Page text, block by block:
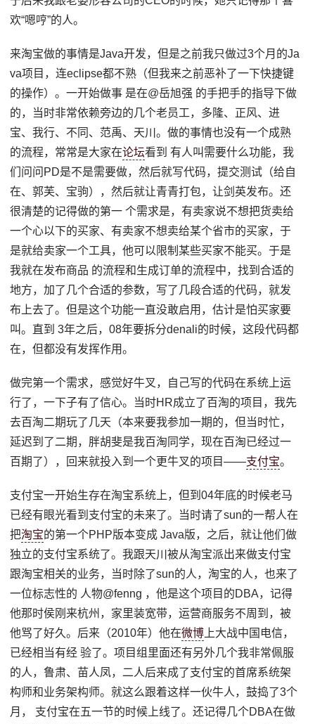
欢“嗯哼”的人。
来淘宝做的事情是Java开发，但是之前我只做过3个月的Ja
va项目，连eclipse都不熟（但我来之前恶补了一下快捷键
的操作）。一开始做事 是在@岳旭强 的手把手的指导下做
的，当时非常依赖旁边的几个老员工，多隆、正风、进
宝、我行、不同、范禹、天川。做的事情也没有一个成熟
的流程，常常是大家在论坛看到 有人叫需要什么功能，我
们问问PD是不是需要做，然后就写代码，提交测试（给自
在、郭芙、宝驹），然后就让青青打包，让剑英发布。还
很清楚的记得做的第一 个需求是，有卖家说不想把货卖给
一个心以下的买家、有卖家不想卖给某个省市的买家，于
是就给卖家一个工具，他可以限制某些买家不能买。于是
我就在发布商品 的流程和生成订单的流程中，找到合适的
地方，加了几个合适的参数，写了几段合适的代码，就发
布上去了。但是这个功能一直没敢启用，估计是怕买家要
叫。直到 3年之后，08年要拆分denali的时候，这段代码都
在，但都没有发挥作用。
做完第一个需求，感觉好牛叉，自己写的代码在系统上运
行了，一下子有了信心。当时HR成立了百淘的项目，我先
去百淘二期玩了几天（本来要我参加一期的，但当时忙，
延迟到了二期，胖胡斐是我百淘同学，现在百淘已经过一
百期了），回来就投入到一个更牛叉的项目——支付宝。
支付宝一开始生存在淘宝系统上，但到04年底的时候老马
已经有眼光看到支付宝的未来了。当时请了sun的一帮人在
把淘宝的第一个PHP版本变成 Java版，之后，就让他们做
独立的支付宝系统了。我跟天川被从淘宝派出来做支付宝
跟淘宝相关的业务，当时除了sun的人，淘宝的人，也来了
一位标志性的 人物@fenng ，他是这个项目的DBA，记得
他那时侯刚来杭州，家里装宽带，运营商服务不周到，被
他骂了好久。后来（2010年）他在微博 上大战中国电信，
已经相当有经 验了。项目组里面还有另外几个我非常佩服
的人，鲁肃、苗人凤，二人后来成了支付宝的首席系统架
构师和业务架构师。就这么跟着这样一伙牛人，鼓捣了3个
月， 支付宝在五一节的时候上线了。还记得几个DBA在做